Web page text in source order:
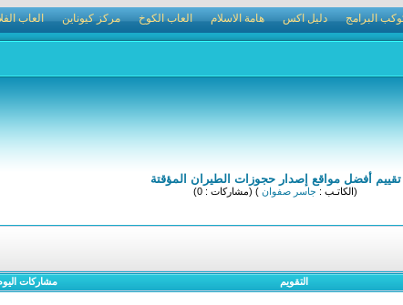
البرامج دليل اكس هامة الاسلام العاب الكوخ مركز كيوناين العاب
تقييم أفضل مواقع إصدار حجوزات الطيران المؤقتة
(الكاتـب : جاسر صفوان ) (مشاركات : 0)
التقويم مشاركات